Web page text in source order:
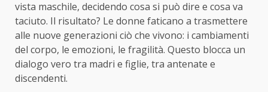
vista maschile, decidendo cosa si può dire e cosa va
taciuto. Il risultato? Le donne faticano a trasmettere
alle nuove generazioni ciò che vivono: i cambiamenti
del corpo, le emozioni, le fragilità. Questo blocca un
dialogo vero tra madri e figlie, tra antenate e
discendenti.